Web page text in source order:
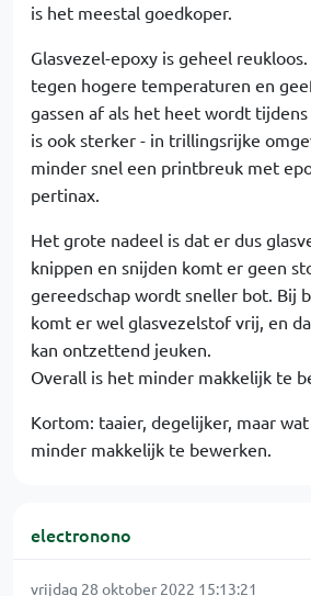
is het meestal goedkoper.
Glasvezel-epoxy is geheel
tegen hogere temperaturen en
gassen af als het heet wordt
is ook sterker - in trillingsrijke
minder snel een printbreuk met
pertinax.
Het grote nadeel is dat er dus
knippen en snijden komt er geen
gereedschap wordt sneller bot. Bij
komt er wel glasvezelstof vrij, en
kan ontzettend jeuken.
Overall is het minder makkelijk te
Kortom: taaier, degelijker, maar
minder makkelijk te bewerken.
electronono
vrijdag 28 oktober 2022 15:13:21